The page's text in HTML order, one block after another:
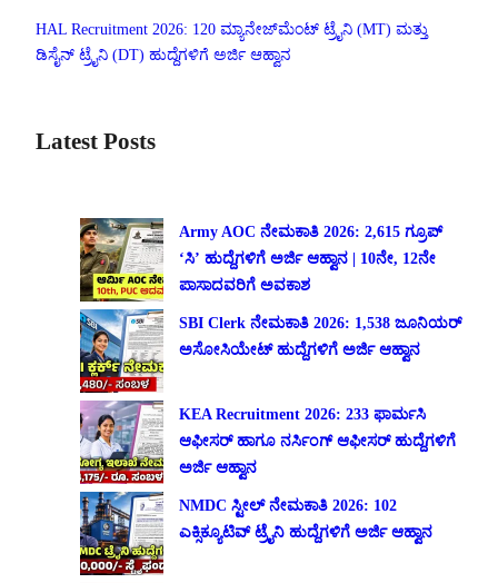
HAL Recruitment 2026: 120 ಮ್ಯಾನೇಜ್‌ಮೆಂಟ್ ಟ್ರೈನಿ (MT) ಮತ್ತು
ಡಿಸೈನ್ ಟ್ರೈನಿ (DT) ಹುದ್ದೆಗಳಿಗೆ ಅರ್ಜಿ ಆಹ್ವಾನ
Latest Posts
Army AOC ನೇಮಕಾತಿ 2026: 2,615 ಗ್ರೂಪ್
‘ಸಿ’ ಹುದ್ದೆಗಳಿಗೆ ಅರ್ಜಿ ಆಹ್ವಾನ | 10ನೇ, 12ನೇ
ಪಾಸಾದವರಿಗೆ ಅವಕಾಶ
SBI Clerk ನೇಮಕಾತಿ 2026: 1,538 ಜೂನಿಯರ್
ಅಸೋಸಿಯೇಟ್ ಹುದ್ದೆಗಳಿಗೆ ಅರ್ಜಿ ಆಹ್ವಾನ
KEA Recruitment 2026: 233 ಫಾರ್ಮಸಿ
ಆಫೀಸರ್ ಹಾಗೂ ನರ್ಸಿಂಗ್ ಆಫೀಸರ್ ಹುದ್ದೆಗಳಿಗೆ
ಅರ್ಜಿ ಆಹ್ವಾನ
NMDC ಸ್ಟೀಲ್ ನೇಮಕಾತಿ 2026: 102
ಎಕ್ಸಿಕ್ಯೂಟಿವ್ ಟ್ರೈನಿ ಹುದ್ದೆಗಳಿಗೆ ಅರ್ಜಿ ಆಹ್ವಾನ